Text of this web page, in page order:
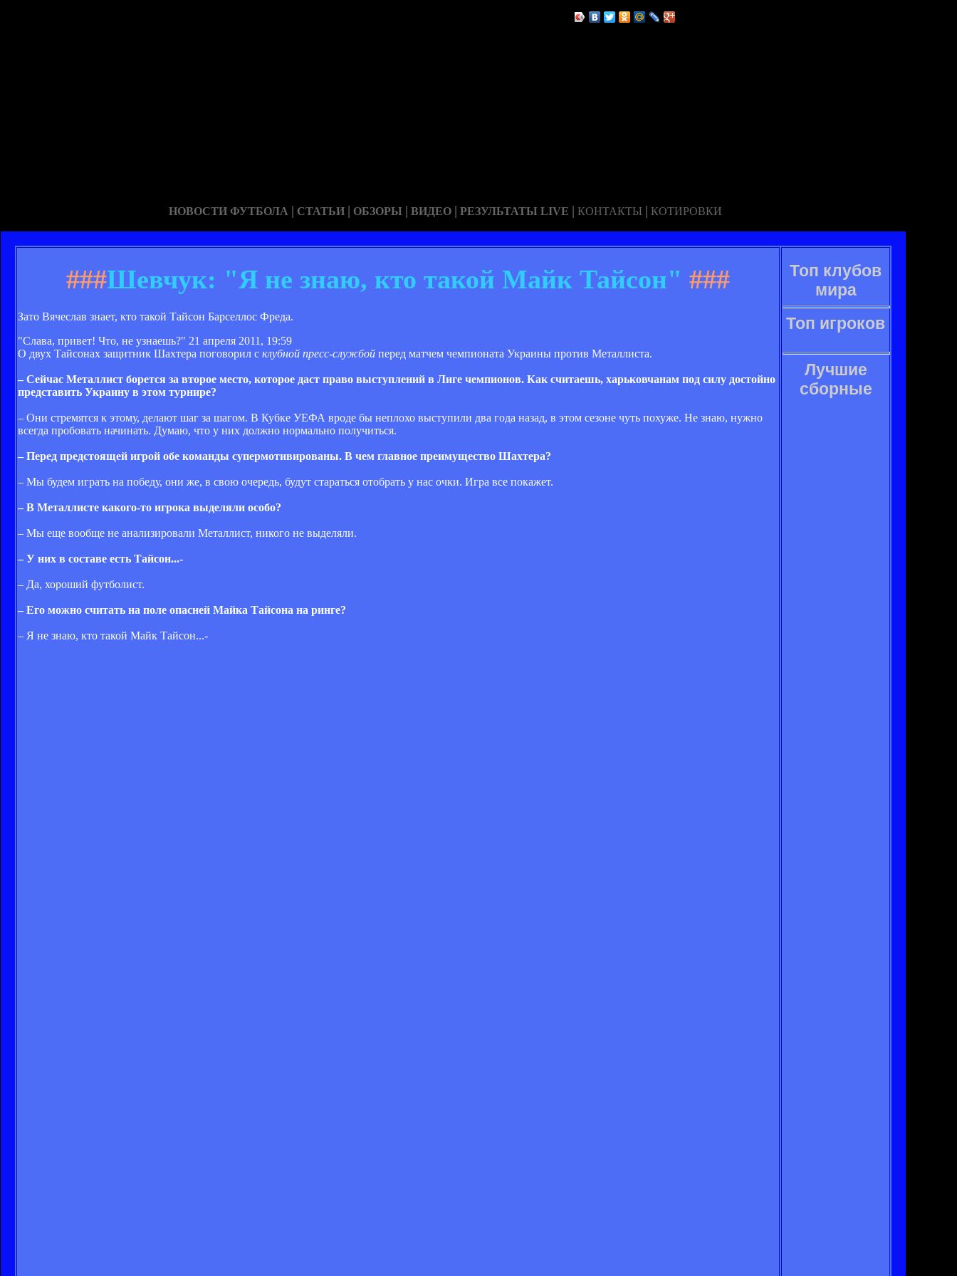
НОВОСТИ ФУТБОЛА | СТАТЬИ | ОБЗОРЫ | ВИДЕО | РЕЗУЛЬТАТЫ LIVE | КОНТАКТЫ | КОТИРОВКИ
###Шевчук: "Я не знаю, кто такой Майк Тайсон" ###
Зато Вячеслав знает, кто такой Тайсон Барселлос Фреда.
"Слава, привет! Что, не узнаешь?" 21 апреля 2011, 19:59
О двух Тайсонах защитник Шахтера поговорил с клубной пресс-службой перед матчем чемпионата Украины против Металлиста.
– Сейчас Металлист борется за второе место, которое даст право выступлений в Лиге чемпионов. Как считаешь, харьковчанам под силу достойно
представить Украину в этом турнире?
– Они стремятся к этому, делают шаг за шагом. В Кубке УЕФА вроде бы неплохо выступили два года назад, в этом сезоне чуть похуже. Не знаю, нужно
всегда пробовать начинать. Думаю, что у них должно нормально получиться.
– Перед предстоящей игрой обе команды супермотивированы. В чем главное преимущество Шахтера?
– Мы будем играть на победу, они же, в свою очередь, будут стараться отобрать у нас очки. Игра все покажет.
– В Металлисте какого-то игрока выделяли особо?
– Мы еще вообще не анализировали Металлист, никого не выделяли.
– У них в составе есть Тайсон...-
– Да, хороший футболист.
– Его можно считать на поле опасней Майка Тайсона на ринге?
– Я не знаю, кто такой Майк Тайсон...-
Топ клубов
мира
Топ игроков
Лучшие
сборные